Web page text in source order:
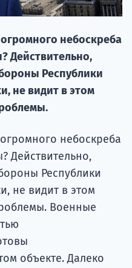
небоскреба
Действительно,
Республики
не видит в этом
небоскреба
Действительно,
Республики
не видит в этом
Военные
объекте. Далеко